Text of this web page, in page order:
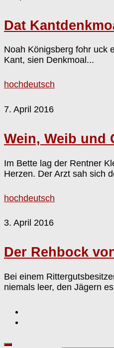
Dat
Noah Königsberg fohr uck
Kant, sien Denkmoal...
hochdeutsch
7. April 2016
Wein, Weib und
Im Bette lag der Rentner
Herzen. Der Arzt sah sich
hochdeutsch
3. April 2016
Der Rehbock
Bei einem
niemals leer, den Jägern